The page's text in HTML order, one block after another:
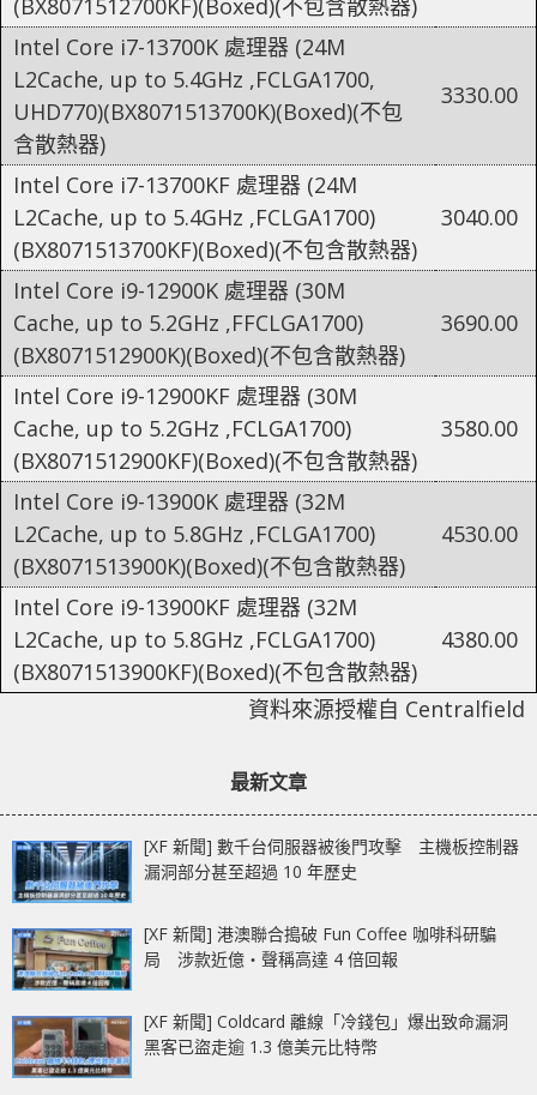
Intel Core i7-13700K 處理器 (24M
L2Cache, up to 5.4GHz ,FCLGA1700,
UHD770)(BX8071513700K)(Boxed)(不包
含散熱器)
3330.00
Intel Core i7-13700KF 處理器 (24M
L2Cache, up to 5.4GHz ,FCLGA1700)
(BX8071513700KF)(Boxed)(不包含散熱器)
3040.00
Intel Core i9-12900K 處理器 (30M
Cache, up to 5.2GHz ,FFCLGA1700)
(BX8071512900K)(Boxed)(不包含散熱器)
3690.00
Intel Core i9-12900KF 處理器 (30M
Cache, up to 5.2GHz ,FCLGA1700)
(BX8071512900KF)(Boxed)(不包含散熱器)
3580.00
Intel Core i9-13900K 處理器 (32M
L2Cache, up to 5.8GHz ,FCLGA1700)
(BX8071513900K)(Boxed)(不包含散熱器)
4530.00
Intel Core i9-13900KF 處理器 (32M
L2Cache, up to 5.8GHz ,FCLGA1700)
(BX8071513900KF)(Boxed)(不包含散熱器)
4380.00
資料來源授權自 Centralfield
最新文章
[XF 新聞] 數千台伺服器被後門攻擊 主機板控制器
漏洞部分甚至超過 10 年歷史
[XF 新聞] 港澳聯合搗破 Fun Coffee 咖啡科研騙
局 涉款近億‧聲稱高達 4 倍回報
[XF 新聞] Coldcard 離線「冷錢包」爆出致命漏洞
黑客已盜走逾 1.3 億美元比特幣